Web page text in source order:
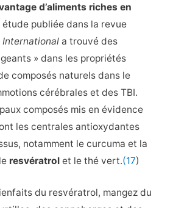
d’aliments riches en
étude publiée dans la revue
International a trouvé des
» dans les propriétés
composés naturels dans le
cérébrales et des TBI.
composés mis en évidence
les centrales antioxydantes
notamment le curcuma et la
resvératrol et le thé vert.(17)
du resvératrol, mangez du